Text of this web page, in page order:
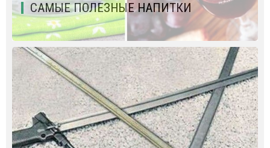
САМЫЕ ПОЛЕЗНЫЕ НАПИТКИ